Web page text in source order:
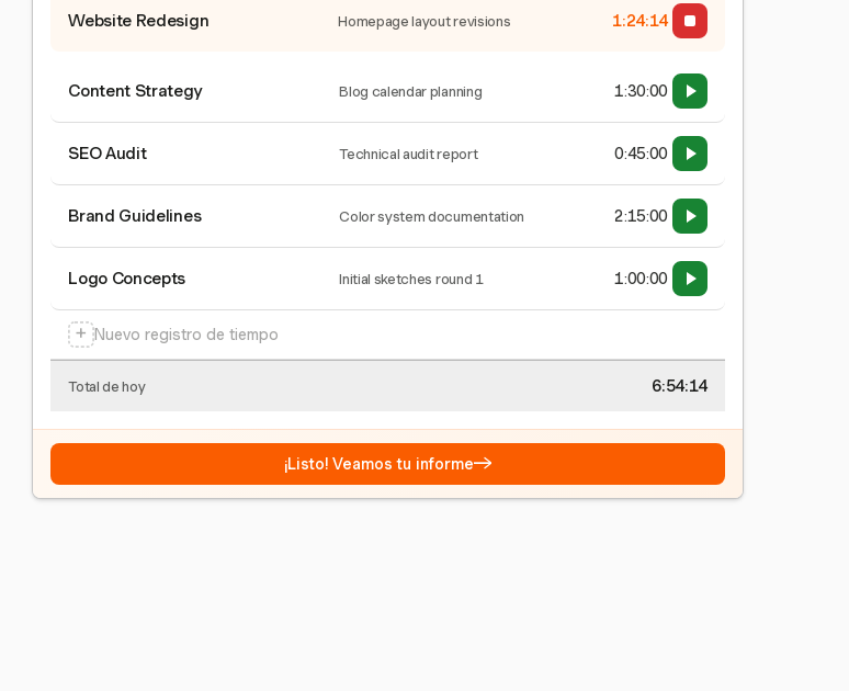
Website Redesign Homepage layout revisions 1:24:15
Content Strategy Blog calendar planning 1:30:00
SEO Audit Technical audit report 0:45:00
Brand Guidelines Color system documentation 2:15:00
Logo Concepts Initial sketches round 1 1:00:00
+ Nuevo registro de tiempo
Total de hoy 6:54:15
¡Listo! Veamos tu informe→